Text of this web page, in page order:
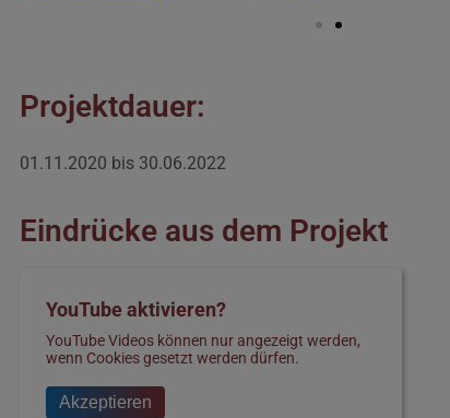
Projektdauer:
01.11.2020 bis 30.06.2022
Eindrücke aus dem Projekt
YouTube aktivieren?
YouTube Videos können nur angezeigt werden,
wenn Cookies gesetzt werden dürfen.
Akzeptieren